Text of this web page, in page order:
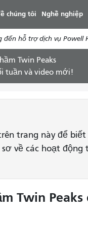
chúng tôi Nghề nghiệp
hỗ trợ dịch vụ Powell
Twin Peaks
tuần và video mới!
trang này để
về các hoạt động
Twin